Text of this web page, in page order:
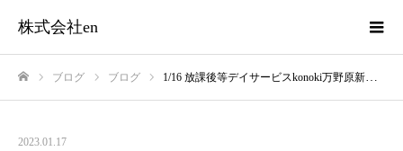
株式会社en
ブログ ブログ 1/16 放課後等デイサービスkonoki万野原新田 ボール運びリレー
2023.01.17